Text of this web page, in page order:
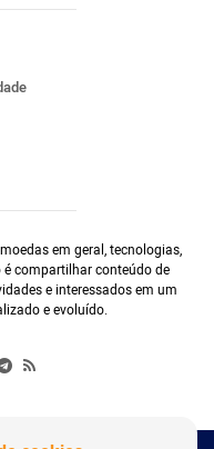
em geral, tecnologias,
compartilhar conteúdo de
e interessados em um
e evoluído.